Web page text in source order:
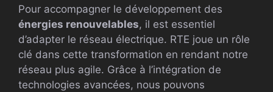
Pour accompagner le développement des
énergies renouvelables, il est essentiel
d’adapter le réseau électrique. RTE joue un rôle
clé dans cette transformation en rendant notre
réseau plus agile. Grâce à l’intégration de
technologies avancées, nous pouvons